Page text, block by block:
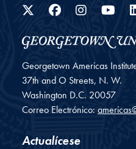
Twitter
Facebook
Georgetown Americas
37th and O Streets, N. W.
Washington D.C. 20057
Correo Electrónico:
Actualícese